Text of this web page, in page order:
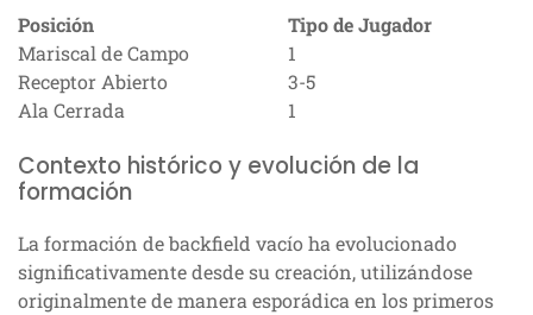
Posición
Tipo de Jugador
Mariscal de Campo
1
Receptor Abierto
3-5
Ala Cerrada
1
Contexto histórico y evolución de la
formación
La formación de backfield vacío ha evolucionado
significativamente desde su creación, utilizándose
originalmente de manera esporádica en los primeros